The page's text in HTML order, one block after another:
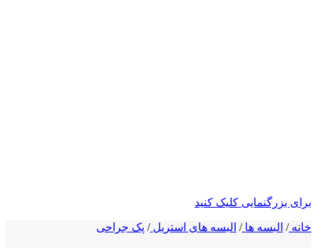
بزرگنمایی کلیک کنید
/ البسه ها/ البسه های استریل پک جراحی